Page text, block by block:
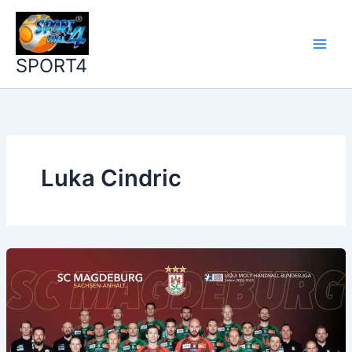
Zum
Inhalt
springen
SPORT4
Luka Cindric